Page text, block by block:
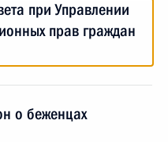
при Управлении
прав граждан
о беженцах